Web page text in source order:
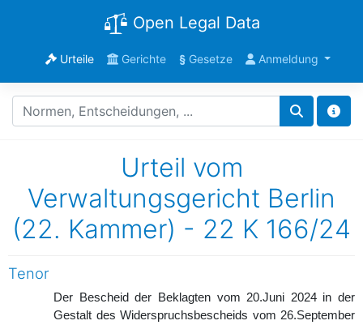
Open Legal Data
Urteile Gerichte §Gesetze Anmeldung
Urteil vom
Verwaltungsgericht Berlin
(22. Kammer) - 22 K 166/24
Tenor
Der Bescheid der Beklagten vom 20.Juni 2024 in der
Gestalt des Widerspruchsbescheids vom 26.September